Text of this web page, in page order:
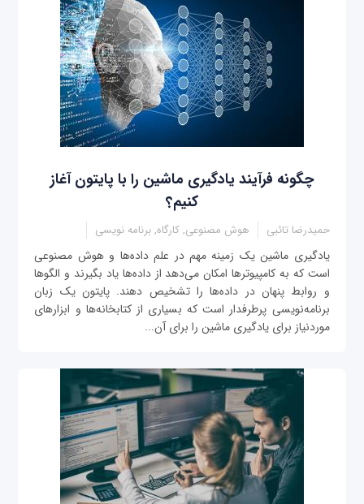
چگونه فرآیند یادگیری ماشین را با پایتون آغاز
کنیم؟
حمیدرضا تائبی هوش مصنوعی, کارگاه, برنامه نویسی
یادگیری ماشین یک زمینه مهم در علم داده‌ها و هوش مصنوعی
است که به کامپیوترها امکان می‌دهد از داده‌ها یاد بگیرند و الگوها
و روابط پنهان در داده‌ها را تشخیص دهند. پایتون یک زبان
برنامه‌نویسی پرطرفدار است که بسیاری از کتابخانه‌ها و ابزارهای
موردنیاز برای یادگیری ماشین را برای آن...